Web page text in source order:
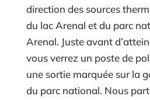
direction des sources
du lac Arenal et du parc
Arenal. Juste avant
vous verrez un poste de
une sortie marquée sur la
du parc national. Nous